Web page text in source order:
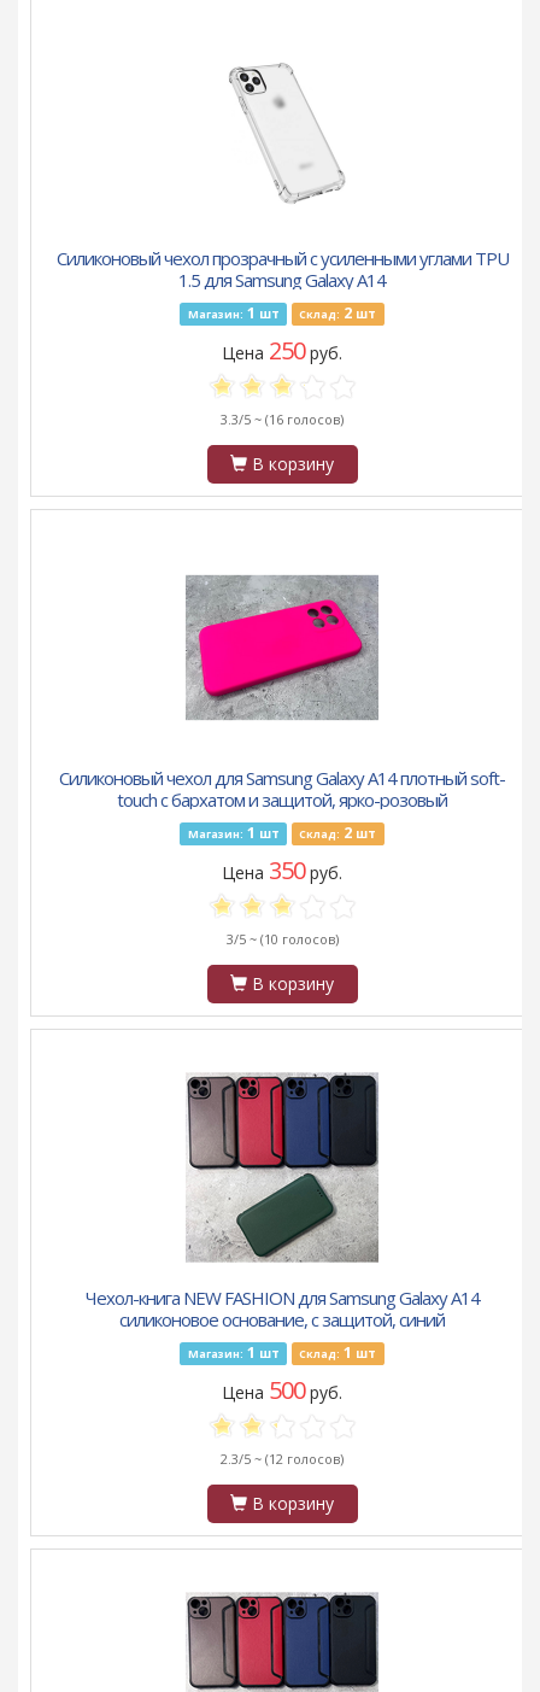
Силиконовый чехол прозрачный с усиленными углами TPU
1.5 для Samsung Galaxy A14
Магазин: 1 шт Склад: 2 шт
Цена 250руб.
3.3/5 ~ (16 голосов)
В корзину
Силиконовый чехол для Samsung Galaxy A14 плотный soft-
touch с бархатом и защитой, ярко-розовый
Магазин: 1 шт Склад: 2 шт
Цена 350руб.
3/5 ~ (10 голосов)
В корзину
Чехол-книга NEW FASHION для Samsung Galaxy A14
силиконовое основание, с защитой, синий
Магазин: 1 шт Склад: 1 шт
Цена 500руб.
2.3/5 ~ (12 голосов)
В корзину